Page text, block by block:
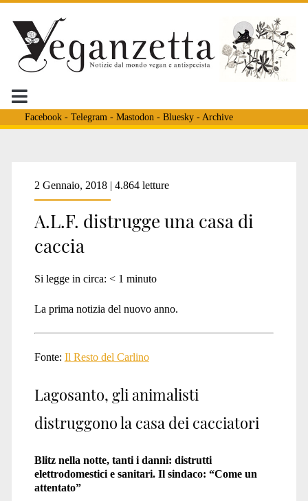
Facebook- Telegram - Mastodon - Bluesky- Archive
Tag:
<span>ferrara</span>
2 Gennaio, 2018 | 4.864 letture
A.L.F. distrugge una casa di
caccia
Si legge in circa: < 1 minuto
La prima notizia del nuovo anno.
Fonte: Il Resto del Carlino
Lagosanto, gli animalisti
distruggono la casa dei cacciatori
Blitz nella notte, tanti i danni: distrutti
elettrodomestici e sanitari. Il sindaco: “Come un
attentato”